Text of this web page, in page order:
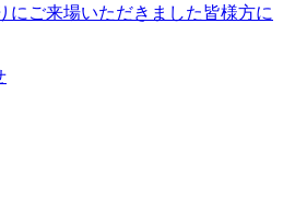
にご来場いただきました皆様方に